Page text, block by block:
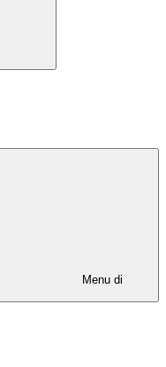
Menu di